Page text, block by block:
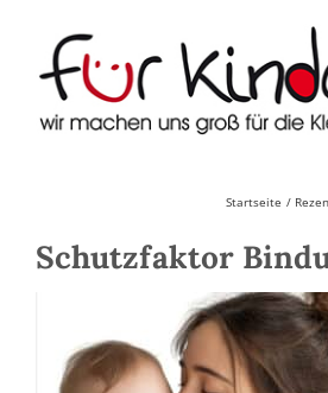
content
Startseite
Schutzfaktor